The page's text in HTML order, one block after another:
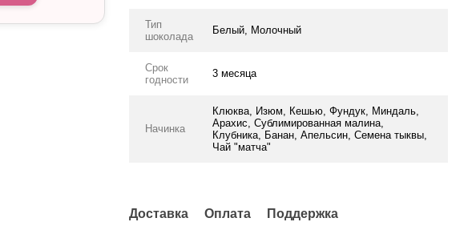
Тип
шоколада
Белый, Молочный
Срок
годности
3 месяца
Начинка
Клюква, Изюм, Кешью, Фундук, Миндаль,
Арахис, Сублимированная малина,
Клубника, Банан, Апельсин, Семена тыквы,
Чай "матча"
Доставка Оплата Поддержка